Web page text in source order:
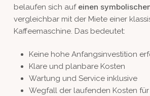
belaufen sich auf einen
vergleichbar mit der Miete einer
Kaffeemaschine. Das bedeutet:
Keine hohe Anfangsinvestition
Klare und planbare Kosten
Wartung und Service inklusive
Wegfall der laufenden Kosten